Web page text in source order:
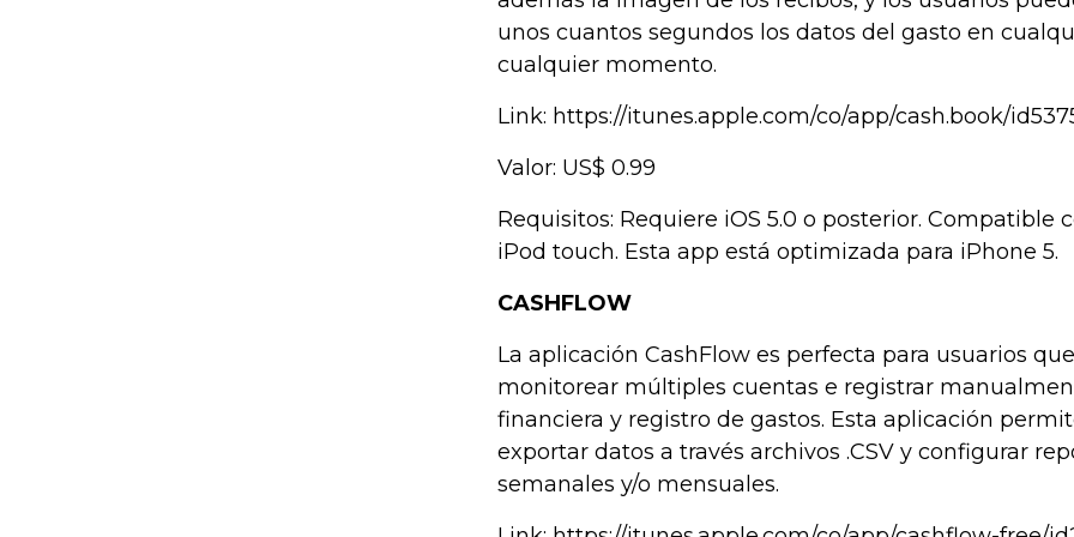
unos cuantos segundos los datos del gasto en
cualquier momento.
Link: https://itunes.apple.com/co/app/cash.book/
Valor: US$ 0.99
Requisitos: Requiere iOS 5.0 o posterior. Compatible
iPod touch. Esta app está optimizada para iPhone 5.
CASHFLOW
La aplicación CashFlow es perfecta para usuarios
monitorear múltiples cuentas e registrar
financiera y registro de gastos. Esta aplicación
exportar datos a través archivos .CSV y configurar
semanales y/o mensuales.